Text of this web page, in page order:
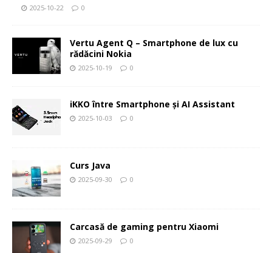
2025-10-22 0
Vertu Agent Q – Smartphone de lux cu
rădăcini Nokia
2025-10-19 0
iKKO între Smartphone și AI Assistant
2025-10-03 0
Curs Java
2025-09-30 0
Carcasă de gaming pentru Xiaomi
2025-09-29 0